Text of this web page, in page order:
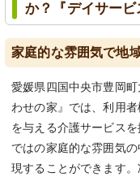
か？『デイサービ
家庭的な雰囲気で地
愛媛県四国中央市豊岡
わせの家』では、利用
を与える介護サービス
ではの家庭的な雰囲気
現することができます